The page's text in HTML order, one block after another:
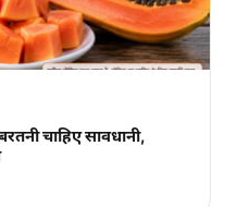
चाहिए सावधानी,